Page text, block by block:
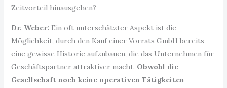
Zeitvorteil hinausgehen?
Dr. Weber: Ein oft unterschätzter Aspekt ist die
Möglichkeit, durch den Kauf einer Vorrats GmbH bereits
eine gewisse Historie aufzubauen, die das Unternehmen für
Geschäftspartner attraktiver macht. Obwohl die
Gesellschaft noch keine operativen Tätigkeiten